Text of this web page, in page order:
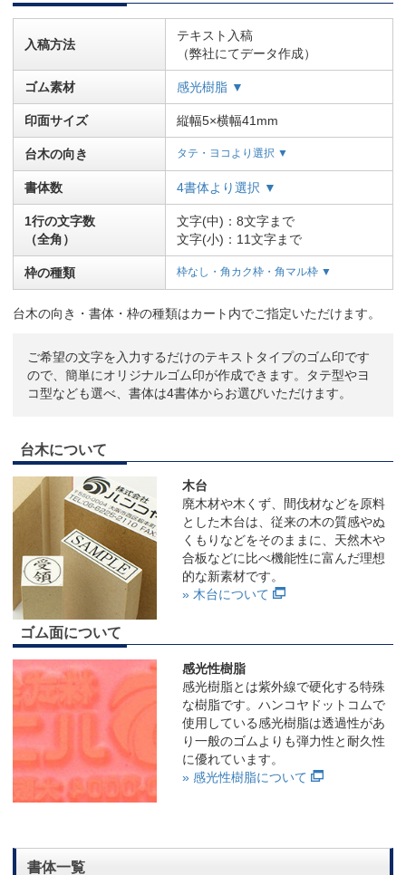
入稿方法
テキスト入稿
（弊社にてデータ作成）
ゴム素材 感光樹脂 ▼
印面サイズ 縦幅5×横幅41mm
台木の向き タテ・ヨコより選択 ▼
書体数 4書体より選択 ▼
1行の文字数
（全角）
文字(中)：8文字まで
文字(小)：11文字まで
枠の種類 枠なし・角カク枠・角マル枠 ▼
台木の向き・書体・枠の種類はカート内でご指定いただけます。
ご希望の文字を入力するだけのテキストタイプのゴム印です
ので、簡単にオリジナルゴム印が作成できます。タテ型やヨ
コ型なども選べ、書体は4書体からお選びいただけます。
台木について
木台
廃木材や木くず、間伐材などを原料
とした木台は、従来の木の質感やぬ
くもりなどをそのままに、天然木や
合板などに比べ機能性に富んだ理想
的な新素材です。
» 木台について
ゴム面について
感光性樹脂
感光樹脂とは紫外線で硬化する特殊
な樹脂です。ハンコヤドットコムで
使用している感光樹脂は透過性があ
り一般のゴムよりも弾力性と耐久性
に優れています。
» 感光性樹脂について
書体一覧